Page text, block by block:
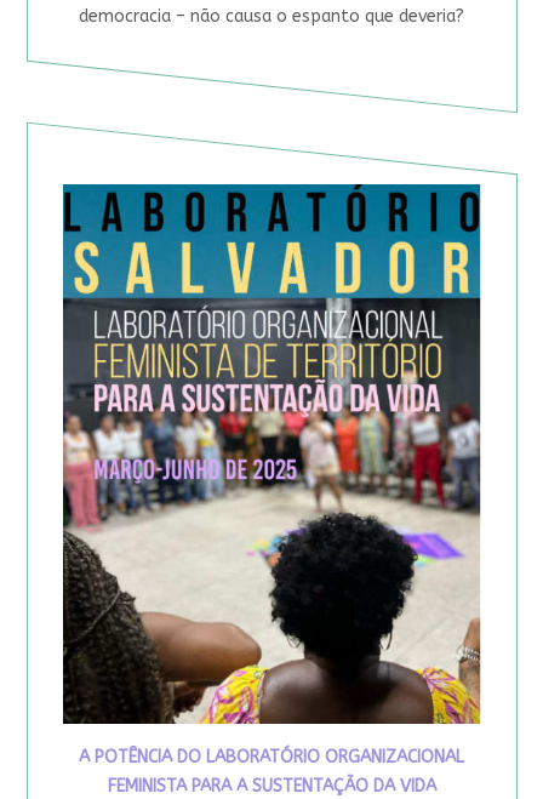
democracia – não causa o espanto que deveria?
A POTÊNCIA DO LABORATÓRIO ORGANIZACIONAL
FEMINISTA PARA A SUSTENTAÇÃO DA VIDA